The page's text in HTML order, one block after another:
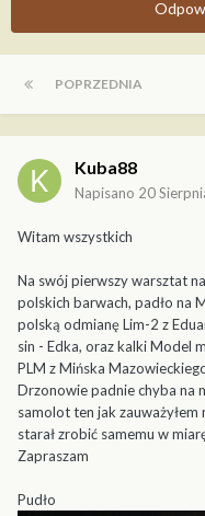
POPRZEDNIA
Kuba88
Napisano 20
Witam wszystkich
Na swój pierwszy warsztat
polskich barwach, padło na
polską odmianę Lim-2 z
sin - Edka, oraz kalki Model
PLM z Mińska
Drzonowie padnie chyba na
samolot ten jak
starał zrobić samemu w
Zapraszam
Pudło